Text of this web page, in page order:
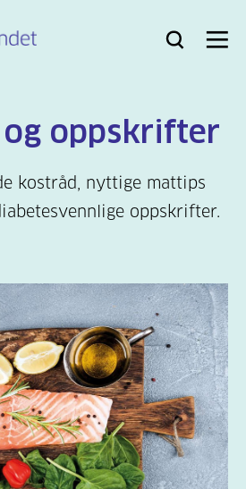
Bli
Logg
Søk Meny
og oppskrifter
kostråd, nyttige mattips
oppskrifter.